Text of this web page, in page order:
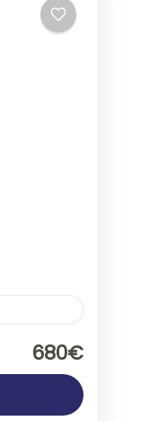
680€